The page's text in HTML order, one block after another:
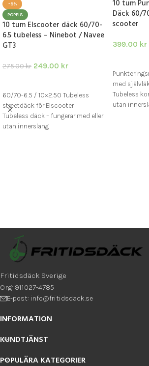
-9%
POPPIS
10 tum Elscooter däck 60/70-
6.5 tubeless – Ninebot / Navee
GT3
275.00kr 249.00 kr
60/70-6.5 / 10×2.50 Tubeless
streetdäck för Elscooter
Tubeless däck – fungerar med eller
utan innerslang
10 tum
Däck 60/
scooter
399.00 kr
med
Tubeless
utan
Fritidsdäck Sverige
Org: 911027-4785
E-post: info@fritidsdack.se
INFORMATION
KUNDTJÄNST
POPULÄRA KATEGORIER